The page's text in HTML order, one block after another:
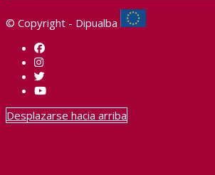
© Copyright - Dipualba
Desplazarse hacia arriba